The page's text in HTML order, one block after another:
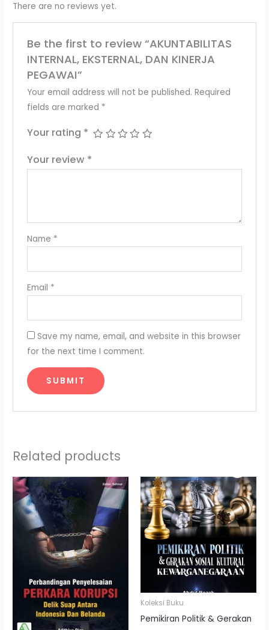
There are no reviews yet.
Be the first to review “AKUNTABILITAS
INTERNAL, EKSTERNAL, DAN KINERJA
PEGAWAI”
Your email address will not be published. Required
fields are marked *
Your rating *
Your review *
Name *
Email *
Save my name, email, and website in this browser
for the next time I comment.
Related products
Koleksi Buku
Pemikiran Politik & Gerakan